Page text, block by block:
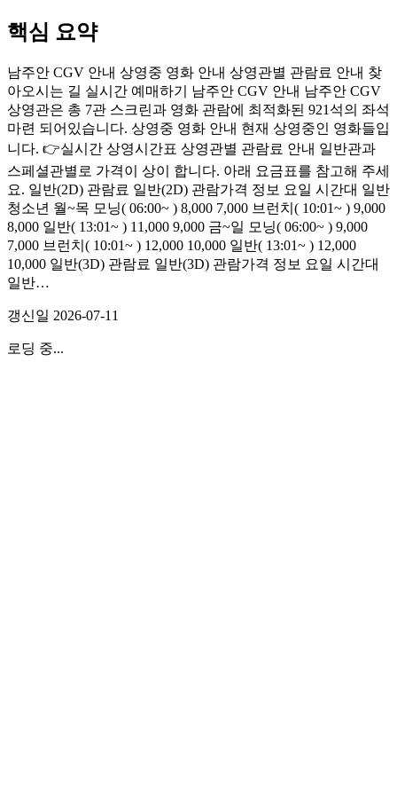
핵심 요약
남주안 CGV 안내 상영중 영화 안내 상영관별 관람료 안내 찾
아오시는 길 실시간 예매하기 남주안 CGV 안내 남주안 CGV
상영관은 총 7관 스크린과 영화 관람에 최적화된 921석의 좌석
마련 되어있습니다. 상영중 영화 안내 현재 상영중인 영화들입
니다. 👉실시간 상영시간표 상영관별 관람료 안내 일반관과
스페셜관별로 가격이 상이 합니다. 아래 요금표를 참고해 주세
요. 일반(2D) 관람료 일반(2D) 관람가격 정보 요일 시간대 일반
청소년 월~목 모닝( 06:00~ ) 8,000 7,000 브런치( 10:01~ ) 9,000
8,000 일반( 13:01~ ) 11,000 9,000 금~일 모닝( 06:00~ ) 9,000
7,000 브런치( 10:01~ ) 12,000 10,000 일반( 13:01~ ) 12,000
10,000 일반(3D) 관람료 일반(3D) 관람가격 정보 요일 시간대
일반…
갱신일 2026-07-11
로딩 중...